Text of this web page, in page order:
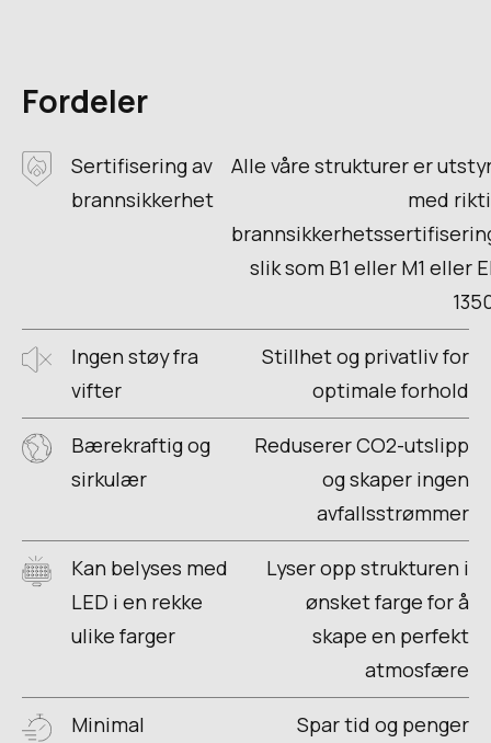
Fordeler
Sertifisering av
brannsikkerhet
Alle våre strukturer er
med
slik som B1 eller M1 eller
Ingen støy fra
vifter
Stillhet og privatliv for
optimale forhold
Bærekraftig og
sirkulær
Reduserer CO2-utslipp
og skaper ingen
avfallsstrømmer
Kan belyses med
LED i en rekke
ulike farger
Lyser opp strukturen i
ønsket farge for å
skape en perfekt
atmosfære
Minimal
Spar tid og penger